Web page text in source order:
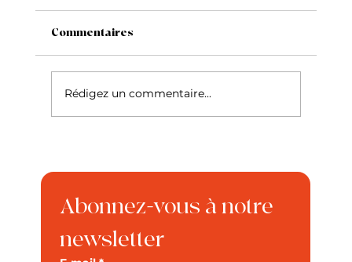
reconnaître et que faire ?
Commentaires
Rédigez un commentaire...
Abonnez-vous à notre
newsletter